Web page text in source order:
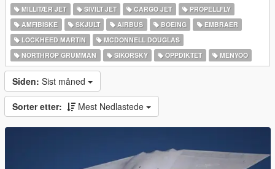
MILLITÆR JET
SIVILT JET CARGO JET
PROPELLFLY
AMFIBISKE
SKJULT AIRBUS BOEING
EMBRAER
LOCKHEED MARTIN
MCDONNELL DOUGLAS
NORTHROP GRUMMAN
SIKORSKY OPPDIKTET MENYOO
Siden: Sist måned
Sorter etter: Mest Nedlastede